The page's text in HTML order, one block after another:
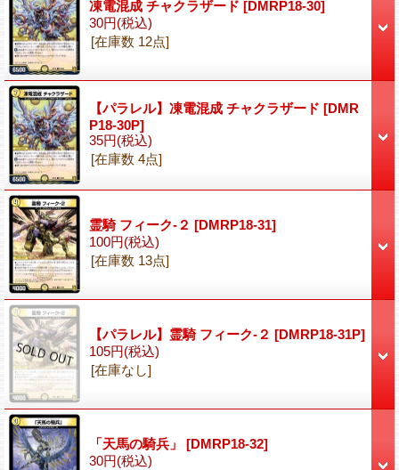
凍電混成 チャクラザード [DMRP18-30]
30円(税込)
[在庫数 12点]
【パラレル】凍電混成 チャクラザード [DMR
P18-30P]
35円(税込)
[在庫数 4点]
霊騎 フィーク-２ [DMRP18-31]
100円(税込)
[在庫数 13点]
【パラレル】霊騎 フィーク-２ [DMRP18-31P]
105円(税込)
[在庫なし]
「天馬の騎兵」 [DMRP18-32]
30円(税込)